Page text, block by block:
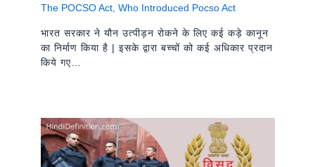
The POCSO Act, Who Introduced Pocso Act
भारत सरकार ने यौन उत्पीड़न रोकने के लिए कई कड़े कानून
का निर्माण किया है | इसके द्वारा बच्चों को कई अधिकार प्रदान
किये गए…